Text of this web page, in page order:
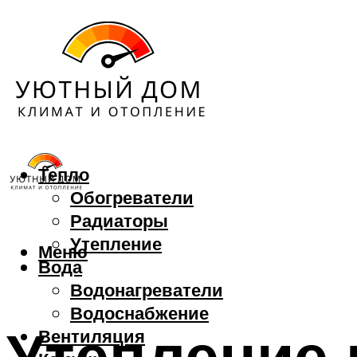
Тепло
Обогреватели
Радиаторы
Утепление
Вода
Водонагреватели
Водоснабжение
Вентиляция
Меню